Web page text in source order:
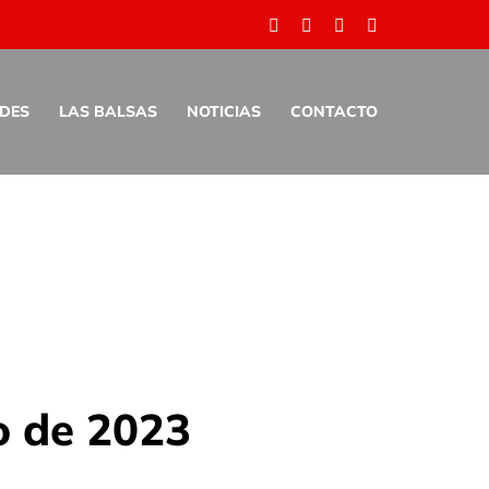
Facebook
TwitterPinterest
LAS BALSAS NOTICIAS CONTACTO
de 2023